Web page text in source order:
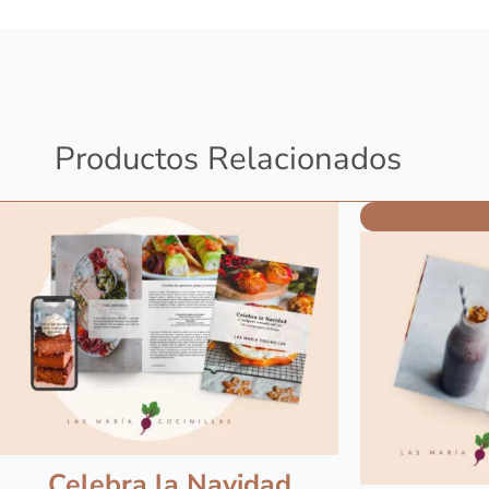
Productos Relacionados